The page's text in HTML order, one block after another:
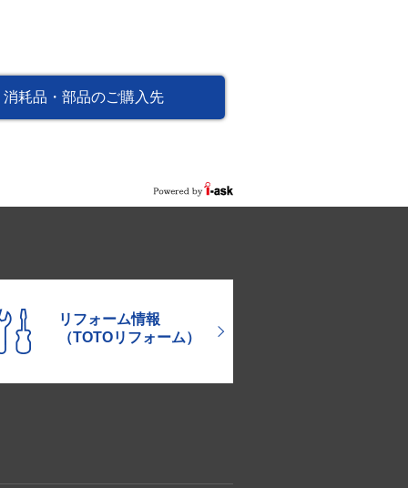
消耗品・部品のご購入先
リフォーム情報
（TOTOリフォーム）